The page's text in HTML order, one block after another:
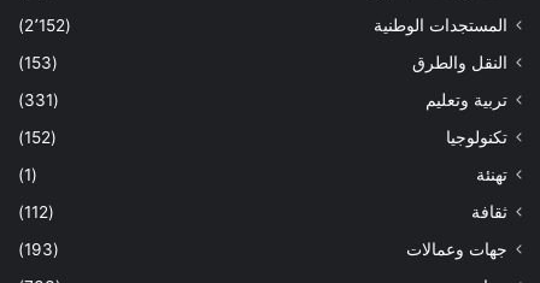
المستجدات الوطنية
(2٬152)
النقل والطرق
(153)
تربية وتعليم
(331)
تكنولوجيا
(152)
تهنئة
(1)
ثقافة
(112)
جهات وعمالات
(193)